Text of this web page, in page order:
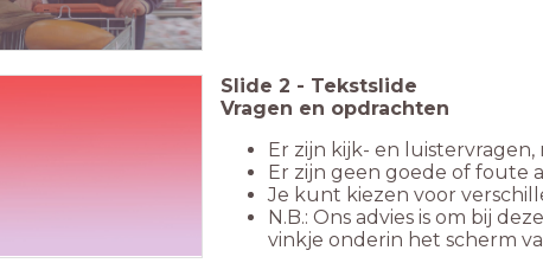
Slide 2 - Tekstslide
Vragen en opdrachten
Er zijn kijk- en
Er zijn geen goede of foute
Je kunt kiezen voor
N.B.: Ons advies is om bij
vinkje onderin het scherm